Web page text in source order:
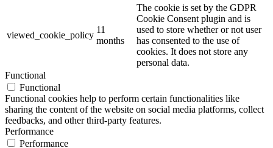
viewed_cookie_policy
11
months
The cookie is set by the GDPR
Cookie Consent plugin and is
used to store whether or not user
has consented to the use of
cookies. It does not store any
personal data.
Functional
Functional
Functional cookies help to perform certain functionalities like
sharing the content of the website on social media platforms, collect
feedbacks, and other third-party features.
Performance
Performance